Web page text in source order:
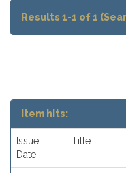
Results 1-1 of 1
Item hits:
Issue
Date
Title